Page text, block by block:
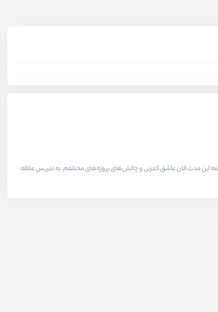
حوزه برنامه نویسی میدیم در همه این مدت الان عاشق کدزنی و چالش‌های پروژه‌های مختلفم. به تدریس علاقه